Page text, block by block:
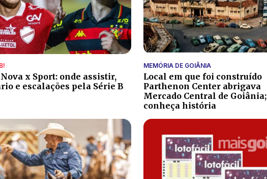
x Sport: onde assistir,
e escalações pela Série B
MEMÓRIA DE GOIÂNIA
Local em que foi construído
Parthenon Center abrigava
Mercado Central de Goiânia;
conheça história